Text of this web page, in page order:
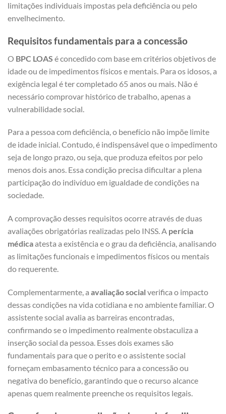
limitações individuais impostas pela deficiência ou pelo
envelhecimento.
Requisitos fundamentais para a concessão
O BPC LOAS é concedido com base em critérios objetivos de
idade ou de impedimentos físicos e mentais. Para os idosos, a
exigência legal é ter completado 65 anos ou mais. Não é
necessário comprovar histórico de trabalho, apenas a
vulnerabilidade social.
Para a pessoa com deficiência, o benefício não impõe limite
de idade inicial. Contudo, é indispensável que o impedimento
seja de longo prazo, ou seja, que produza efeitos por pelo
menos dois anos. Essa condição precisa dificultar a plena
participação do indivíduo em igualdade de condições na
sociedade.
A comprovação desses requisitos ocorre através de duas
avaliações obrigatórias realizadas pelo INSS. A perícia
médicaatesta a existência e o grau da deficiência, analisando
as limitações funcionais e impedimentos físicos ou mentais
do requerente.
Complementarmente, a avaliação social verifica o impacto
dessas condições na vida cotidiana e no ambiente familiar. O
assistente social avalia as barreiras encontradas,
confirmando se o impedimento realmente obstaculiza a
inserção social da pessoa. Esses dois exames são
fundamentais para que o perito e o assistente social
forneçam embasamento técnico para a concessão ou
negativa do benefício, garantindo que o recurso alcance
apenas quem realmente preenche os requisitos legais.